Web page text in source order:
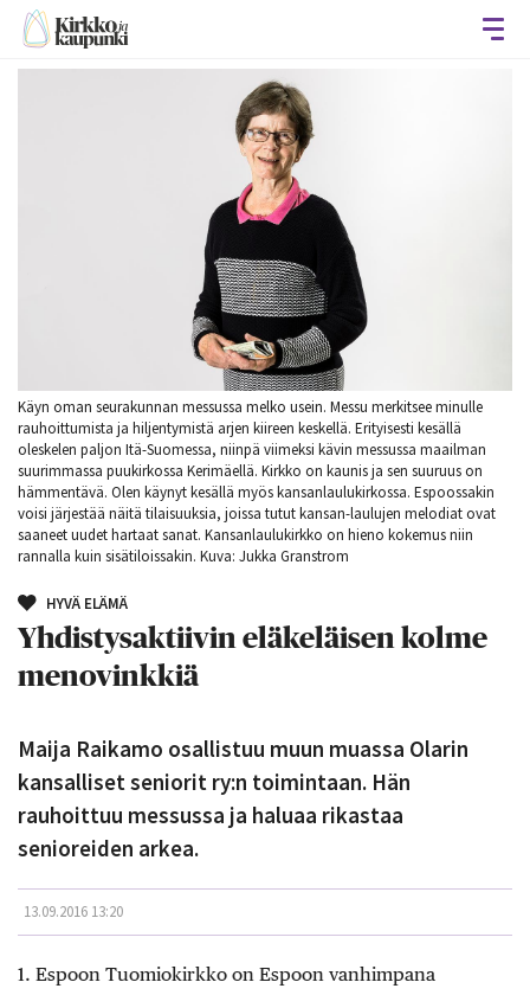
Käyn oman seurakunnan messussa melko usein. Messu merkitsee minulle
rauhoittumista ja hiljentymistä arjen kiireen keskellä. Erityisesti kesällä
oleskelen paljon Itä-Suomessa, niinpä viimeksi kävin messussa maailman
suurimmassa puukirkossa Kerimäellä. Kirkko on kaunis ja sen suuruus on
hämmentävä. Olen käynyt kesällä myös kansanlaulukirkossa. Espoossakin
voisi järjestää näitä tilaisuuksia, joissa tutut kansan-laulujen melodiat ovat
saaneet uudet hartaat sanat. Kansanlaulukirkko on hieno kokemus niin
rannalla kuin sisätiloissakin. Kuva: Jukka Granstrom
HYVÄ ELÄMÄ
Yhdistysaktiivin eläkeläisen kolme
menovinkkiä
Maija Raikamo osallistuu muun muassa Olarin
kansalliset seniorit ry:n toimintaan. Hän
rauhoittuu messussa ja haluaa rikastaa
senioreiden arkea.
13.09.2016 13:20
1. Espoon Tuomiokirkko on Espoon vanhimpana